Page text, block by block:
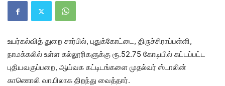
உயர்கல்வித் துறை சார்பில், புதுக்கோட்டை, திருச்சிராப்பள்ளி,
நாமக்கலில் உள்ள கல்லூரிகளுக்கு ரூ.52.75 கோடியில் கட்டப்பட்ட
புதியவகுப்பறை, ஆய்வக கட்டிடங்களை முதல்வர் ஸ்டாலின்
காணொலி வாயிலாக திறந்து வைத்தார்.